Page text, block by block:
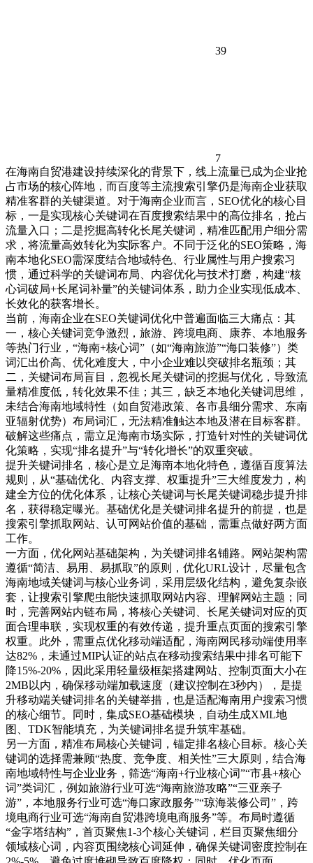
39
7
在海南自贸港建设持续深化的背景下，线上流量已成为企业抢
占市场的核心阵地，而百度等主流搜索引擎仍是海南企业获取
精准客群的关键渠道。对于海南企业而言，SEO优化的核心目
标，一是实现核心关键词在百度搜索结果中的高位排名，抢占
流量入口；二是挖掘高转化长尾关键词，精准匹配用户细分需
求，将流量高效转化为实际客户。不同于泛化的SEO策略，海
南本地化SEO需深度结合地域特色、行业属性与用户搜索习
惯，通过科学的关键词布局、内容优化与技术打磨，构建“核
心词破局+长尾词补量”的关键词体系，助力企业实现低成本、
长效化的获客增长。
当前，海南企业在SEO关键词优化中普遍面临三大痛点：其
一，核心关键词竞争激烈，旅游、跨境电商、康养、本地服务
等热门行业，“海南+核心词”（如“海南旅游”“海口装修”）类
词汇出价高、优化难度大，中小企业难以突破排名瓶颈；其
二，关键词布局盲目，忽视长尾关键词的挖掘与优化，导致流
量精准度低，转化效果不佳；其三，缺乏本地化关键词思维，
未结合海南地域特性（如自贸港政策、各市县细分需求、东南
亚辐射优势）布局词汇，无法精准触达本地及潜在目标客群。
破解这些痛点，需立足海南市场实际，打造针对性的关键词优
化策略，实现“排名提升”与“转化增长”的双重突破。
提升关键词排名，核心是立足海南本地化特色，遵循百度算法
规则，从“基础优化、内容支撑、权重提升”三大维度发力，构
建全方位的优化体系，让核心关键词与长尾关键词稳步提升排
名，获得稳定曝光。基础优化是关键词排名提升的前提，也是
搜索引擎抓取网站、认可网站价值的基础，需重点做好两方面
工作。
一方面，优化网站基础架构，为关键词排名铺路。网站架构需
遵循“简洁、易用、易抓取”的原则，优化URL设计，尽量包含
海南地域关键词与核心业务词，采用层级化结构，避免复杂嵌
套，让搜索引擎爬虫能快速抓取网站内容、理解网站主题；同
时，完善网站内链布局，将核心关键词、长尾关键词对应的页
面合理串联，实现权重的有效传递，提升重点页面的搜索引擎
权重。此外，需重点优化移动端适配，海南网民移动端使用率
达82%，未通过MIP认证的站点在移动搜索结果中排名可能下
降15%-20%，因此采用轻量级框架搭建网站、控制页面大小在
2MB以内，确保移动端加载速度（建议控制在3秒内），是提
升移动端关键词排名的关键举措，也是适配海南用户搜索习惯
的核心细节。同时，集成SEO基础模块，自动生成XML地
图、TDK智能填充，为关键词排名提升筑牢基础。
另一方面，精准布局核心关键词，锚定排名核心目标。核心关
键词的选择需兼顾“热度、竞争度、相关性”三大原则，结合海
南地域特性与企业业务，筛选“海南+行业核心词”“市县+核心
词”类词汇，例如旅游行业可选“海南旅游攻略”“三亚亲子
游”，本地服务行业可选“海口家政服务”“琼海装修公司”，跨
境电商行业可选“海南自贸港跨境电商服务”等。布局时遵循
“金字塔结构”，首页聚焦1-3个核心关键词，栏目页聚焦细分
领域核心词，内容页围绕核心词延伸，确保关键词密度控制在